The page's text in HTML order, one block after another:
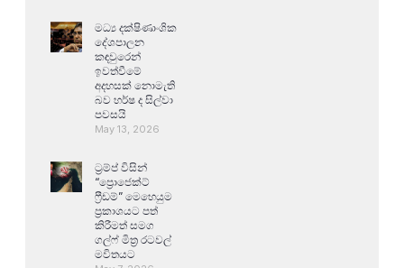
මධ්‍ය දක්ෂිණාංශික
දේශපාලන
කඳවුරෙන්
ඉවත්වීමේ
අදහසක් නොමැති
බව හර්ෂ ද සිල්වා
පවසයි
May 13, 2026
ට්‍රම්ප් විසින්
“ප්‍රොජෙක්ට්
ෆ්‍රීඩම්” මෙහෙයුම
ප්‍රකාශයට පත්
කිරීමත් සමග
ගල්ෆ් මිත්‍ර රටවල්
මවිතයට